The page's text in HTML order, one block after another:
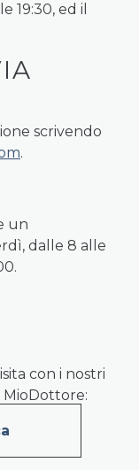
19:30, ed il
scrivendo
.
un
dalle 8 alle
con i nostri
MioDottore: